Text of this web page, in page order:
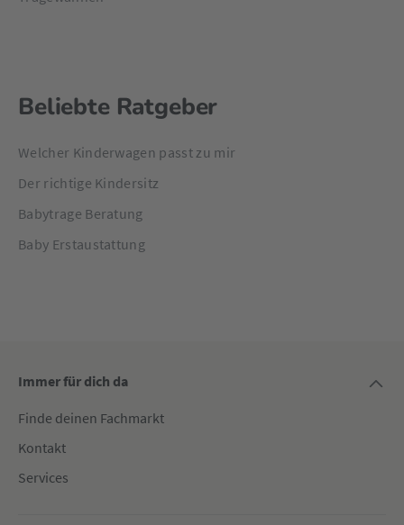
Beliebte Ratgeber
Welcher Kinderwagen passt zu mir
Der richtige Kindersitz
Babytrage Beratung
Baby Erstaustattung
Immer für dich da
Finde deinen Fachmarkt
Kontakt
Services